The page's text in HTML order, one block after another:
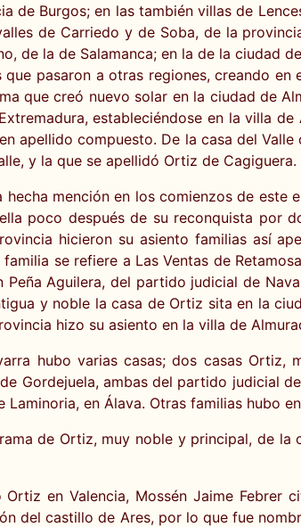
de Burgos; en las también villas de
de Carriedo y de Soba, de la
de la de Salamanca; en la de la ciudad
pasaron a otras regiones, creando
que creó nuevo solar en la ciudad de
estableciéndose en la villa
apellido compuesto. De la casa del
y la que se apellidó Ortiz de Cagiguera.
hecha mención en los comienzos de
poco después de su reconquista por
hicieron su asiento familias así
se refiere a Las Ventas de
Peña Aguilera, del partido judicial de
y noble la casa de Ortiz sita en la
hizo su asiento en la villa de
hubo varias casas; dos casas
Gordejuela, ambas del partido judicial
Laminoria, en Álava. Otras familias hubo
de Ortiz, muy noble y principal, de
en Valencia, Mossén Jaime
del castillo de Ares, por lo que fue